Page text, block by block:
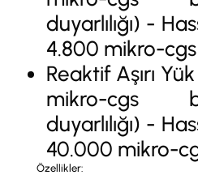
duyarlılığı) -
4.800 mikro-
Reaktif Aşırı
mikro-cgs
duyarlılığı) -
40.000 mikro-
Özellikler: